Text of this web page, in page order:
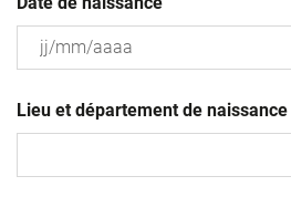
slash
MM
Lieu et département de naissance